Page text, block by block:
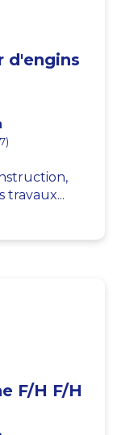
d'engins
travaux...
F/H F/H